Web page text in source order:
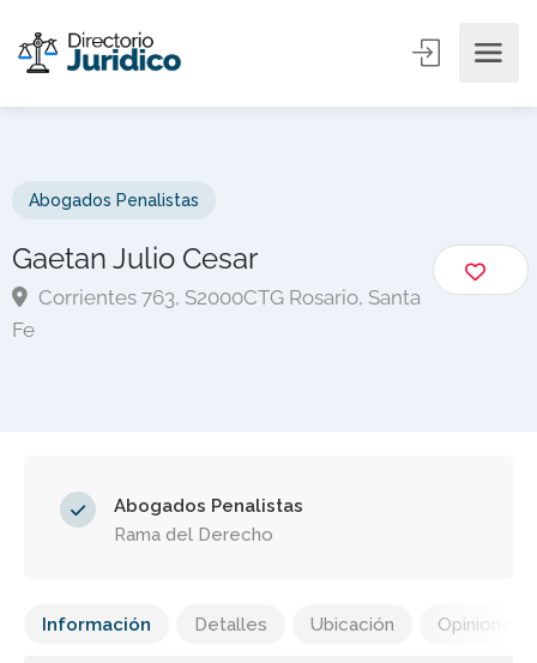
Abogados Penalistas
Gaetan Julio Cesar
Corrientes 763, S2000CTG Rosario, Santa
Fe
Abogados Penalistas
Rama del Derecho
Información Detalles Ubicación Opiniones